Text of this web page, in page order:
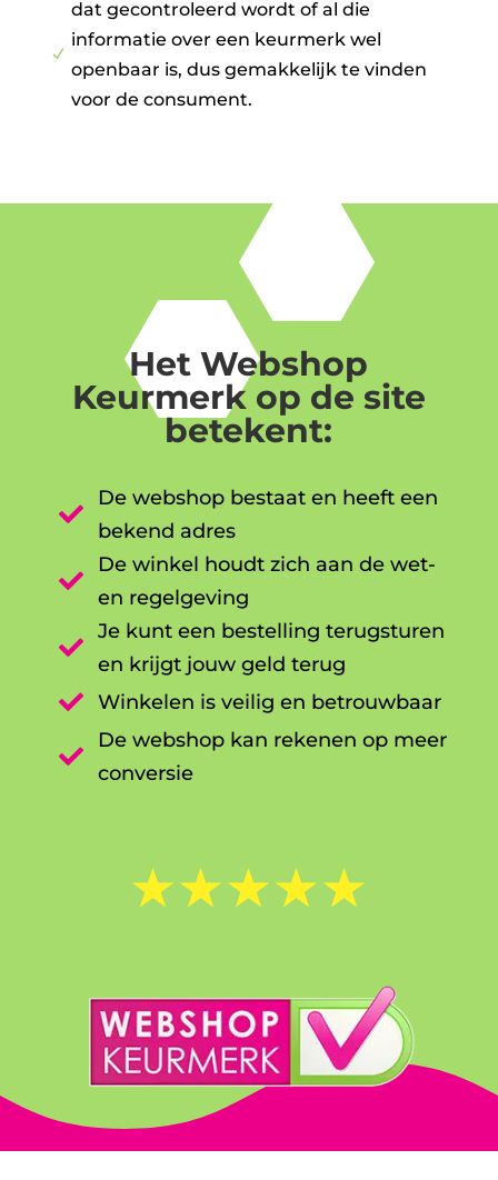
N
dat gecontroleerd wordt of al die
informatie over een keurmerk wel
openbaar is, dus gemakkelijk te vinden
voor de consument.
Het Webshop
Keurmerk op de site
betekent:

De webshop bestaat en heeft een
bekend adres

De winkel houdt zich aan de wet-
en regelgeving

Je kunt een bestelling terugsturen
en krijgt jouw geld terug

Winkelen is veilig en betrouwbaar

De webshop kan rekenen op meer
conversie
☆☆☆☆☆